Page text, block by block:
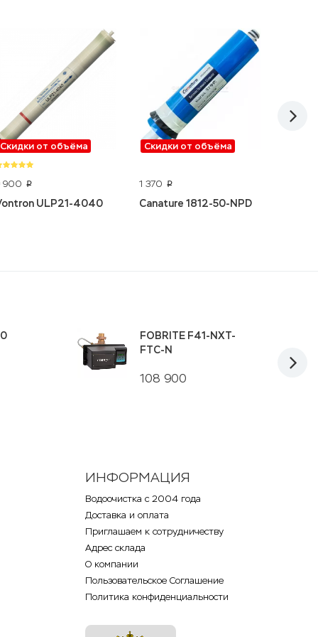
Скидки от объёма
900 p
ULP21-4040
Скидки от объёма
1 370 p
Canature 1812-50-NPD
108 900
FOBRITE F41-NXT-
FTC-N
ИНФОРМАЦИЯ
Водоочистка с 2004 года
Доставка и оплата
Приглашаем к сотрудничеству
Адрес склада
О компании
Пользовательское Соглашение
Политика конфиденциальности